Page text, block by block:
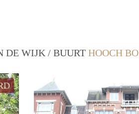
DE WIJK / BUURT HOOCH